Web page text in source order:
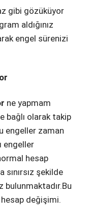
gibi gözüküyor
aldığınız
engel sürenizi
ne yapmam
bağlı olarak takip
engeller zaman
engeller
hesap
şekilde
bulunmaktadır.Bu
değişimi.